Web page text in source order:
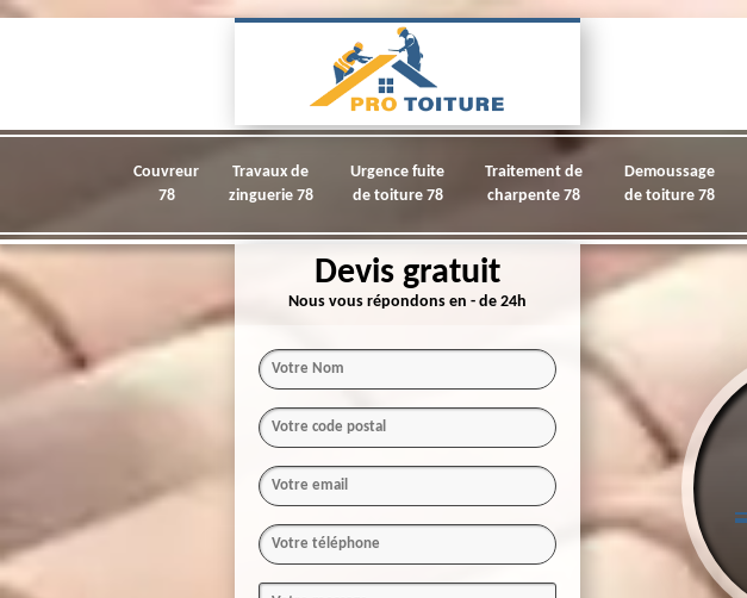
Couvreur
78
Travaux de
zinguerie 78
Urgence fuite
de toiture 78
Traitement de
charpente 78
Demoussage
de toiture 78
Devis gratuit
Nous vous répondons en - de 24h